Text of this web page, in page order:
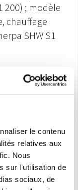
le contenu
relatives aux
Nous
sur l'utilisation de
sociaux, de
200) ; modèle
chauffage
SHW S1
à chaleur
pour
sans